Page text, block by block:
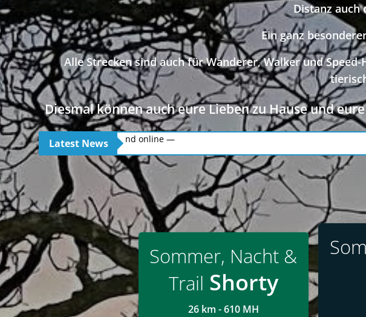
Distanz auch
Ein ganz
Alle Strecken sind auch für Wanderer, Walker und
Diesmal können auch eure Lieben zu Hause und
Latest News 02.07.2026 – Die Ergebnisse sind online —
Sommer, Nacht &
Trail Shorty
26 km - 610 MH